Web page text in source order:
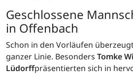
Geschlossene
in Offenbach
Schon in den Vorläufen
ganzer Linie. Besonders Tomke
Lüdorffpräsentierten sich in